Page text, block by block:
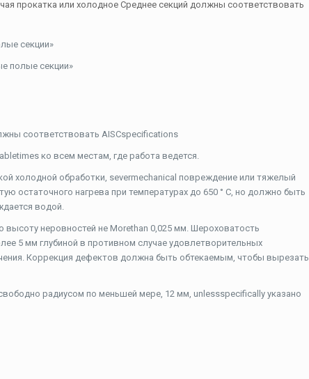
прокатка или холодное Среднее секций должны соответствовать
секции»
полые секции»
соответствовать AISCspecifications
ко всем местам, где работа ведется.
холодной обработки, severmechanical повреждение или тяжелый
остаточного нагрева при температурах до 650 ° C, но должно быть
водой.
неровностей не Morethan 0,025 мм. Шероховатость
5 мм глубиной в противном случае удовлетворительных
Коррекция дефектов должна быть обтекаемым, чтобы вырезать
радиусом по меньшей мере, 12 мм, unlessspecifically указано